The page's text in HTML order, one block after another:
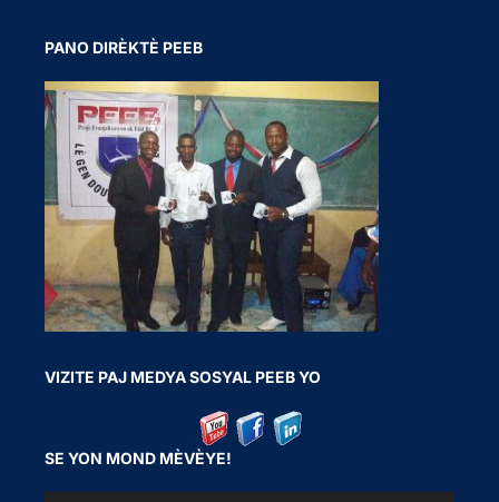
PANO DIRÈKTÈ PEEB
VIZITE PAJ MEDYA SOSYAL PEEB YO
SE YON MOND MÈVÈYE!